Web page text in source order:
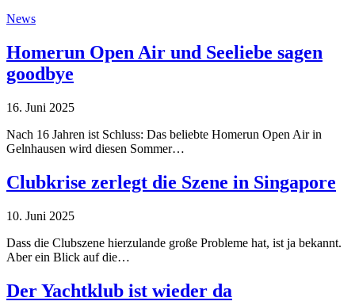
News
Homerun Open Air und Seeliebe sagen
goodbye
16. Juni 2025
Nach 16 Jahren ist Schluss: Das beliebte Homerun Open Air in
Gelnhausen wird diesen Sommer…
Clubkrise zerlegt die Szene in Singapore
10. Juni 2025
Dass die Clubszene hierzulande große Probleme hat, ist ja bekannt.
Aber ein Blick auf die…
Der Yachtklub ist wieder da